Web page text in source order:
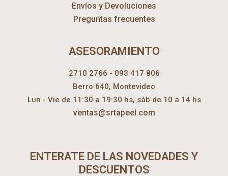
Envíos y Devoluciones
Preguntas frecuentes
ASESORAMIENTO
2710 2766 - 093 417 806
Berro 640, Montevideo
Lun - Vie de 11:30 a 19:30 hs, sáb de 10 a 14 hs
ventas@srtapeel.com
ENTERATE DE LAS NOVEDADES Y
DESCUENTOS